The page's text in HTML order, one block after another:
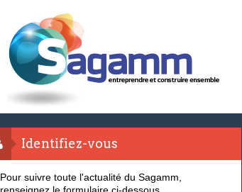
Identifiez-vous
Pour suivre toute l'actualité du Sagamm,